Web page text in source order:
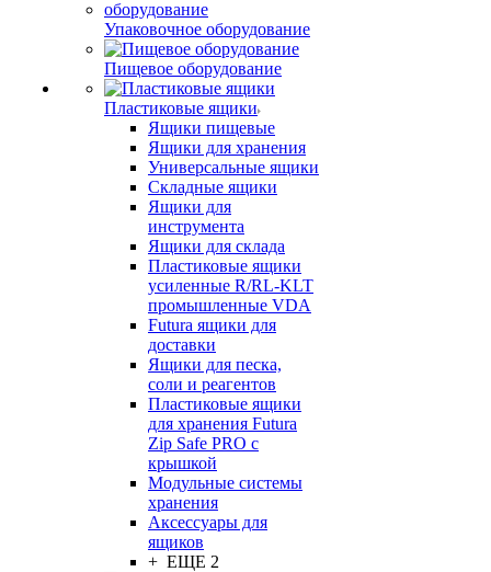
Упаковочное оборудование
Пищевое оборудование
Пластиковые ящики
Ящики пищевые
Ящики для хранения
Универсальные ящики
Складные ящики
Ящики для
инструмента
Ящики для склада
Пластиковые ящики
усиленные R/RL-KLT
промышленные VDA
Futura ящики для
доставки
Ящики для песка,
соли и реагентов
Пластиковые ящики
для хранения Futura
Zip Safe PRO с
крышкой
Модульные системы
хранения
Аксессуары для
ящиков
+ ЕЩЕ 2